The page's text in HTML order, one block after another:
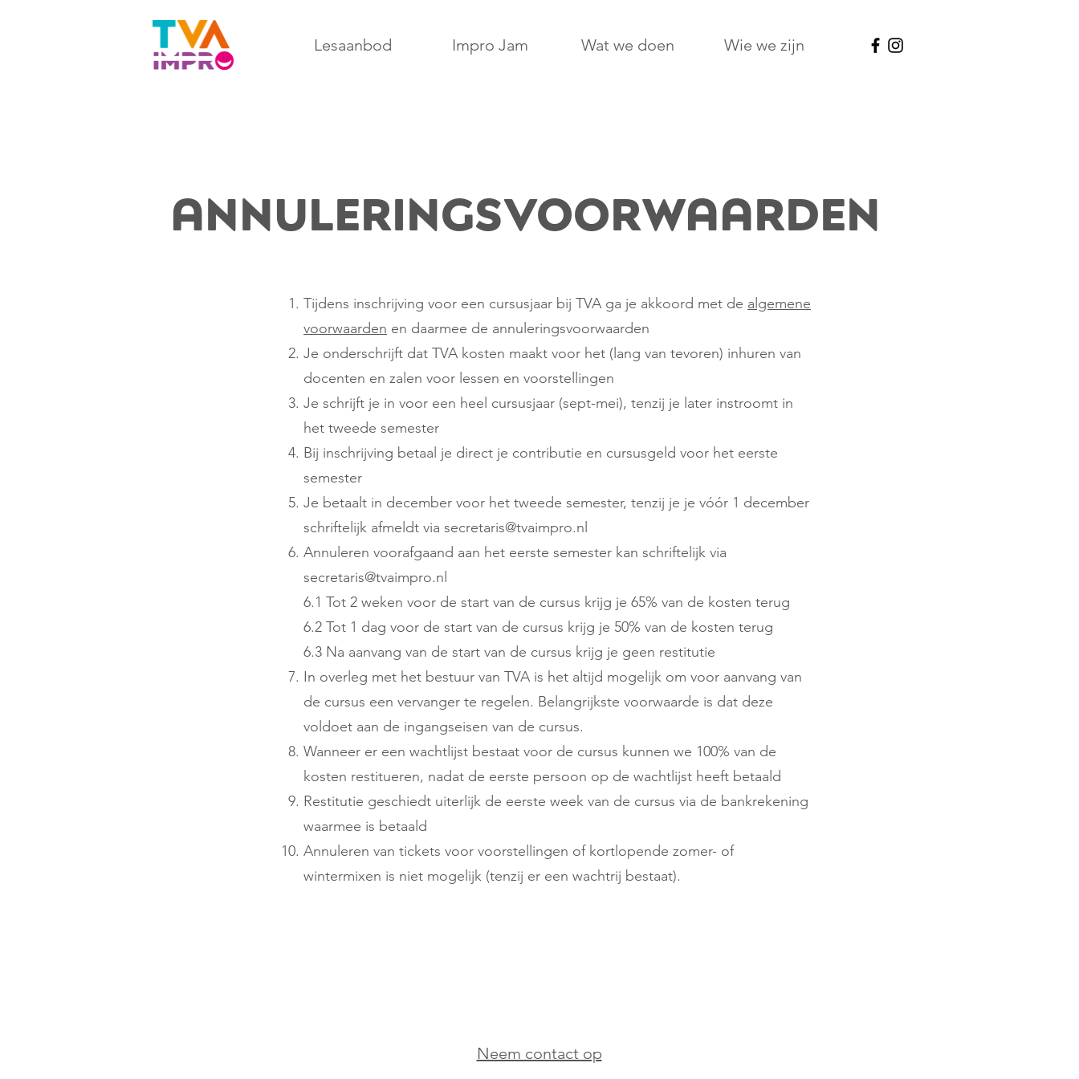
Lesaanbod Impro Jam Wat we doen Wie we zijn
Annuleringsvoorwaarden
Tijdens inschrijving voor een cursusjaar bij TVA ga je akkoord met de algemene
voorwaarden en daarmee de annuleringsvoorwaarden
Je onderschrijft dat TVA kosten maakt voor het (lang van tevoren) inhuren van
docenten en zalen voor lessen en voorstellingen
Je schrijft je in voor een heel cursusjaar (sept-mei), tenzij je later instroomt in
het tweede semester
Bij inschrijving betaal je direct je contributie en cursusgeld voor het eerste
semester
Je betaalt in december voor het tweede ​semester, tenzij je je vóór 1 december
schriftelijk afmeldt via secretaris@tvaimpro.nl
Annuleren voorafgaand aan het eerste semester kan schriftelijk via
secretaris@tvaimpro.nl
6.1 Tot 2 weken voor de start van de cursus krijg je 65% van de kosten terug
6.2 Tot 1 dag voor de start van de cursus krijg je 50% van de kosten terug
6.3 Na aanvang van de start van de cursus krijg je geen restitutie
In overleg met het bestuur van TVA is het altijd mogelijk om voor aanvang van
de cursus een vervanger te regelen. Belangrijkste voorwaarde is dat deze
voldoet aan de ingangseisen van de cursus.
Wanneer er een wachtlijst bestaat voor de cursus kunnen we 100% van de
kosten restitueren, nadat de eerste persoon op de wachtlijst heeft betaald
Restitutie geschiedt uiterlijk de eerste week van de cursus via de bankrekening
waarmee is betaald
Annuleren van tickets voor voorstellingen of kortlopende zomer- of
wintermixen is niet mogelijk (tenzij er een wachtrij bestaat).
Neem contact op